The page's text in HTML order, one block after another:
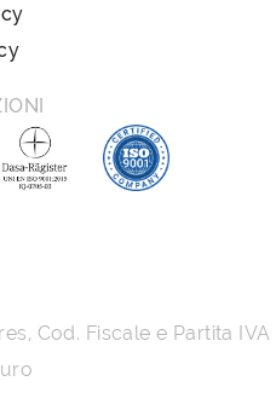
Cod. Fiscale e Partita IVA